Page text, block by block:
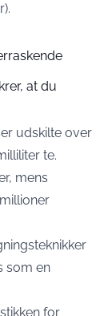
at du
udskilte over
te.
mens
som en
for